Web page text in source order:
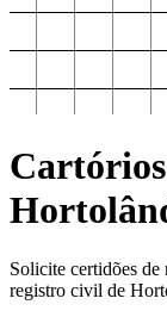
Solicite certidões de
registro civil de